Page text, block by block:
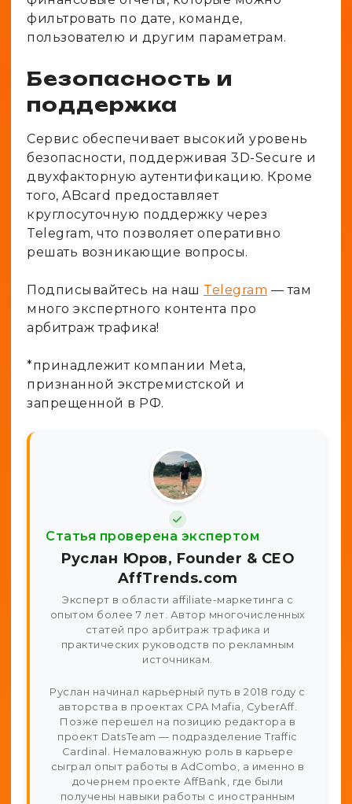
фильтровать по дате, команде,
пользователю и другим параметрам.
Безопасность и
поддержка
Сервис обеспечивает высокий уровень
безопасности, поддерживая 3D-Secure и
двухфакторную аутентификацию. Кроме
того, ABcard предоставляет
круглосуточную поддержку через
Telegram, что позволяет оперативно
решать возникающие вопросы.
Подписывайтесь на наш Telegram — там
много экспертного контента про
арбитраж трафика!
*принадлежит компании Meta,
признанной экстремистской и
запрещенной в РФ.
Статья проверена экспертом
Руслан Юров, Founder & CEO
AffTrends.com
Эксперт в области affiliate-маркетинга с
опытом более 7 лет. Автор многочисленных
статей про арбитраж трафика и
практических руководств по рекламным
источникам.
Руслан начинал карьерный путь в 2018 году с
авторства в проектах CPA Mafia, CyberAff.
Позже перешел на позицию редактора в
проект DatsTeam — подразделение Traffic
Cardinal. Немаловажную роль в карьере
сыграл опыт работы в AdCombo, а именно в
дочернем проекте AffBank, где были
получены навыки работы с иностранным